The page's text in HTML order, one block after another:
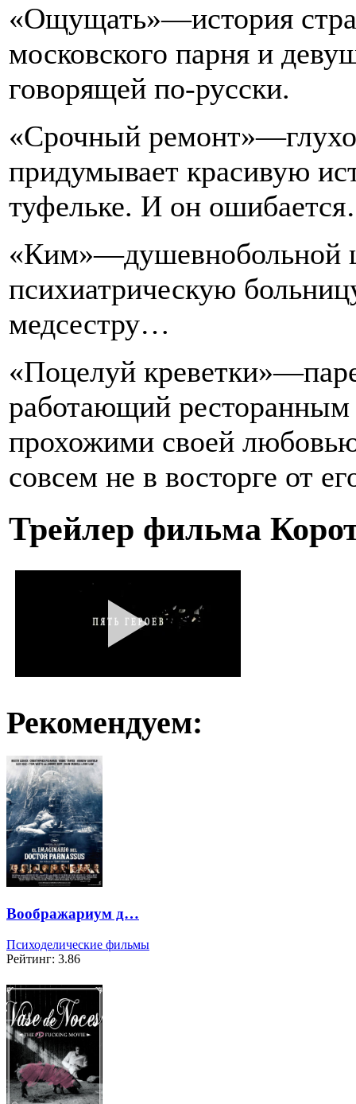
«Ощущать»—история
московского парня и
говорящей по-русски.
«Срочный
придумывает красивую
туфельке. И он
«Ким»—душевнобольной
психиатрическую
медсестру…
«Поцелуй
работающий ресторанным
прохожими своей
совсем не в восторге от
Трейлер фильма
Рекомендуем:
Воображариум д…
Психоделические фильмы
Рейтинг: 3.86